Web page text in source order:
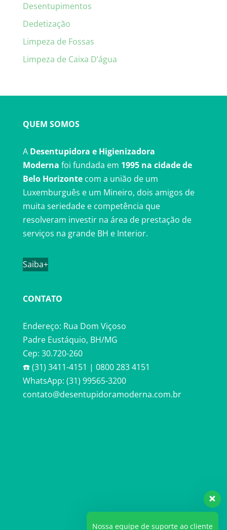
Desentupimentos
Dedetização
Limpeza de Fossas
Limpeza de Caixa D’água
QUEM SOMOS
A Desentupidora e Higienizadora
Moderna foi fundada em 1995 na cidade de
Belo Horizontecom a união de um
Luxemburguês e um Mineiro, dois amigos de
muita seriedade e competência que
resolveram investir na área de prestação de
serviços na grande BH e Interior.
Saiba+
CONTATO
Endereço: Rua Dom Viçoso
Padre Eustáquio, BH/MG
Cep: 30.720-260
☎️ (31) 3411-4151 | 0800 283 4151
WhatsApp: (31) 99565-3200
contato@desentupidoramoderna.com.br
Nossa equipe de suporte ao cliente